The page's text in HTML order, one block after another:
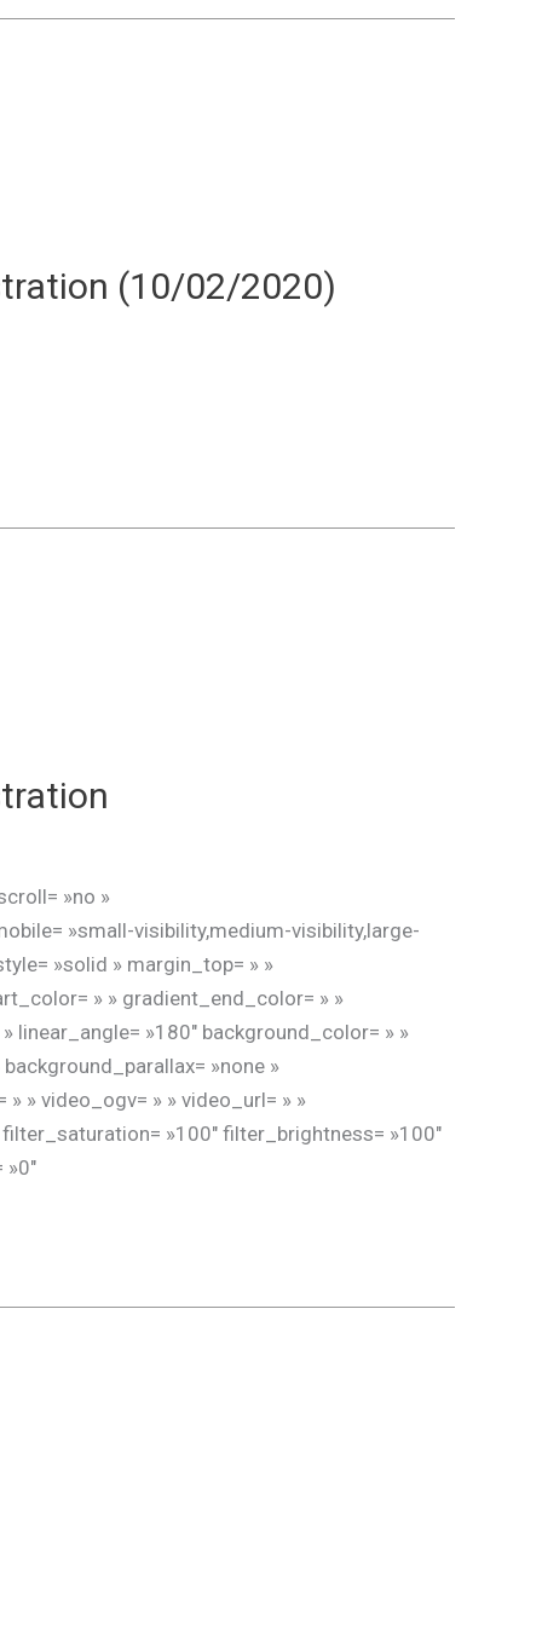
(10/02/2020)
»no »
»small-visibility,medium-visibility,large-
»solid » margin_top= » »
» » gradient_end_color= » »
»180″ background_color= » »
»none »
» video_ogv= » » video_url= » »
»100″ filter_brightness= »100″